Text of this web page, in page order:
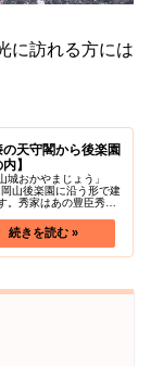
に訪れる方には
天守閣から後楽園
】
城おかやまじょう」
山後楽園に沿う形で建
。秀家はあの豊臣秀吉